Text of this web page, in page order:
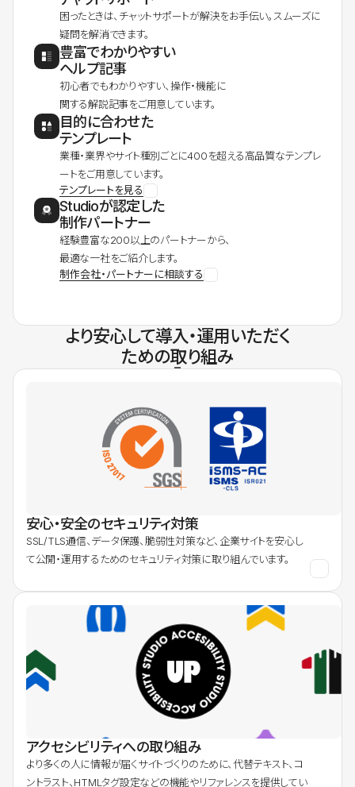
困ったときは、チャットサポートが解決をお手伝い。スムーズに
疑問を解消できます。
豊富でわかりやすい
ヘルプ記事
初心者でもわかりやすい、操作・機能に
関する解説記事をご用意しています。
目的に合わせた
テンプレート
業種・業界やサイト種別ごとに400を超える高品質なテンプレ
ートをご用意しています。
テンプレートを見る
Studioが認定した
制作パートナー
経験豊富な200以上のパートナーから、
最適な一社をご紹介します。
制作会社・パートナーに相談する
より安心して導入・運用いただく
ための取り組み
安心・安全のセキュリティ対策
SSL/TLS通信、データ保護、脆弱性対策など、企業サイトを安心し
て公開・運用するためのセキュリティ対策に取り組んでいます。
アクセシビリティへの取り組み
より多くの人に情報が届くサイトづくりのために、代替テキスト、コ
ントラスト、HTMLタグ設定などの機能やリファレンスを提供してい